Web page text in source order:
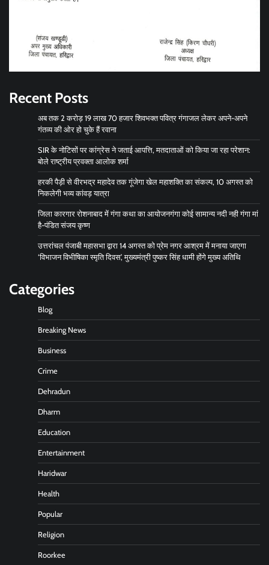
Recent Posts
अब तक 2 करोड़ 19 लाख 70 हजार शिवभक्त पवित्र गंगाजल लेकर अपने-अपने
गंतव्य की ओर हो चुके हैं रवाना
SIR के नोटिसों पर कांग्रेस ने जताई आपत्ति, मतदाताओं को किया जा रहा परेशान:
बोले राष्ट्रीय प्रवक्ता आलोक शर्मा
हरकी पैड़ी से वीरभद्र महादेव तक गूंजेगा खेल महाशक्ति का संकल्प, 10 अगस्त को
निकलेगी भव्य कांवड़ यात्रा
जिला कारगार रोशनाबाद में गंगा कथा का आयोजनगंगा कोई सामान्य नदी नही गंगा मां
है-पंडित संजय कृष्ण
उत्तरांचल पंजाबी महासभा द्वारा 14 अगस्त को प्रेम नगर आश्रम में मनाया जाएगा
‘विभाजन विभीषिका स्मृति दिवस’, मुख्यमंत्री पुष्कर सिंह धामी होंगे मुख्य अतिथि
Categories
Blog
Breaking News
Business
Crime
Dehradun
Dharm
Education
Entertainment
Haridwar
Health
Popular
Religion
Roorkee